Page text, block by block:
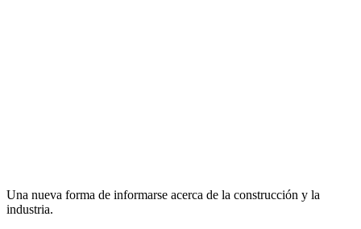
Una nueva forma de informarse acerca de la construcción y la
industria.